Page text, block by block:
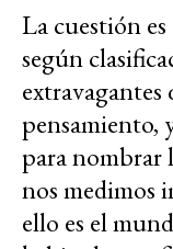
La cuestión
según
pensamiento,
para nombrar
nos medimos
ello es el